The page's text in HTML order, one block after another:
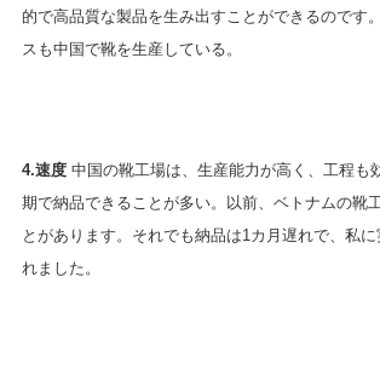
的で高品質な製品を生み出すことができるのです
スも中国で靴を生産している。
4.速度 中国の靴工場は、生産能力が高く、工程も
期で納品できることが多い。以前、ベトナムの靴
とがあります。それでも納品は1カ月遅れで、私
れました。